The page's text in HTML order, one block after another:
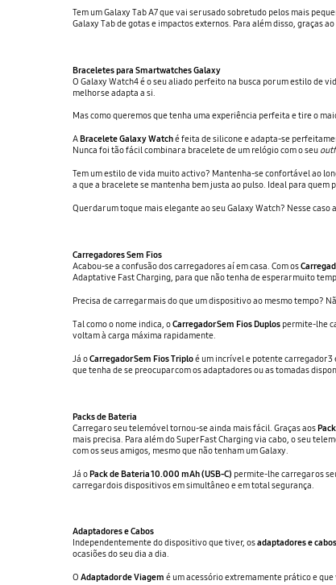
Tem um Galaxy Tab A7 que vai ser usado sobretudo pelos mais
Galaxy Tab de gotas e impactos externos. Para além disso, graças
Braceletes para Smartwatches Galaxy
O Galaxy Watch4 é o seu aliado perfeito na busca por um estilo de
melhor se adapta a si.
Mas como queremos que tenha uma experiência perfeita e tire o
A Bracelete Galaxy Watché feita de silicone e adapta-se
Nunca foi tão fácil combinar a bracelete de um relógio com o seu
Tem um estilo de vida muito activo? Mantenha-se confortável ao
a que a bracelete se mantenha bem justa ao pulso. Ideal para
Quer dar um toque mais elegante ao seu Galaxy Watch? Nesse caso a
Carregadores Sem Fios
Acabou-se a confusão dos carregadores aí em casa. Com os
Adaptative Fast Charging, para que não tenha de esperar muito
Precisa de carregar mais do que um dispositivo ao mesmo tempo?
Tal como o nome indica, oCarregador Sem Fios Duplospermite-lhe
voltam à carga máxima rapidamente.
Já oCarregador Sem Fios Triploé um incrível e potente carregador 3
que tenha de se preocupar com os adaptadores ou as tomadas
Packs de Bateria
Carregar o seu telemóvel tornou-se ainda mais fácil. Graças aos
mais precisa. Para além do Super Fast Charging via cabo, o seu
com os seus amigos, mesmo que não tenham um Galaxy.
Já oPack de Bateria 10.000 mAh (USB-C) permite-lhe carregar os
carregar dois dispositivos em simultâneo e em total segurança.
Adaptadores e Cabos
Independentemente do dispositivo que tiver, osadaptadores e cabos
ocasiões do seu dia a dia.
O Adaptador de Viagem é um acessório extremamente prático e